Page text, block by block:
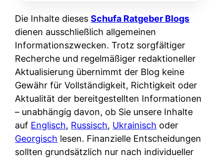
h
i
e
r
e
n
r
u
s
s
i
s
W
t
i
r
k
n
d
e
r
S
c
h
u
t
z
d
Die Inhalte diesesSchufa Ratgeber Blogs
dienen ausschließlich allgemeinen
Informationszwecken. Trotz sorgfältiger
Recherche und regelmäßiger redaktioneller
Aktualisierung übernimmt der Blog keine
Gewähr für Vollständigkeit, Richtigkeit oder
Aktualität der bereitgestellten Informationen
– unabhängig davon, ob Sie unsere Inhalte
auf Englisch, Russisch, Ukrainisch oder
Georgisch lesen. Finanzielle Entscheidungen
sollten grundsätzlich nur nach individueller